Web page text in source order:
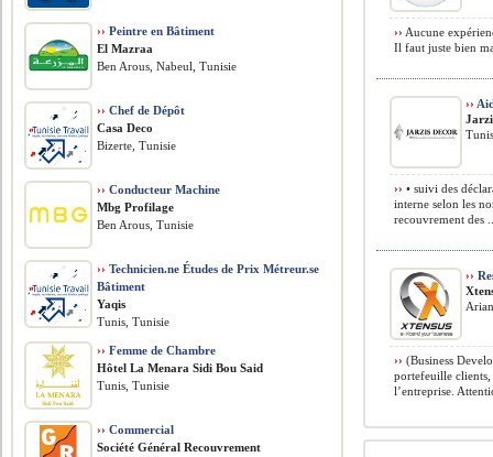
›› Aucune
Il faut juste bien
››
›› • suivi des
interne selon les
recouvrement des
››
›› (Business
portefeuille
l’entreprise.
›› Peintre en Bâtiment
El Mazraa
Ben Arous, Nabeul, Tunisie
›› Chef de Dépôt
Casa Deco
Bizerte, Tunisie
›› Conducteur Machine
Mbg Profilage
Ben Arous, Tunisie
›› Technicien.ne Études de Prix Métreur.se
Bâtiment
Yaqis
Tunis, Tunisie
›› Femme de Chambre
Hôtel La Menara Sidi Bou Said
Tunis, Tunisie
›› Commercial
Société Général Recouvrement